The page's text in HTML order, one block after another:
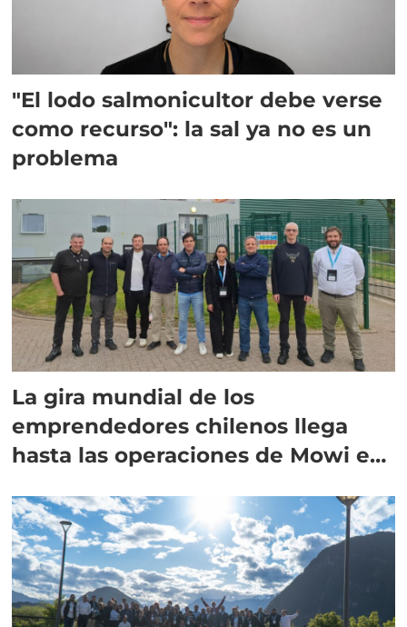
"El lodo salmonicultor debe verse
como recurso": la sal ya no es un
problema
La gira mundial de los
emprendedores chilenos llega
hasta las operaciones de Mowi en